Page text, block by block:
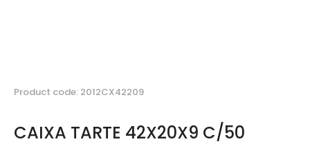
Product code: 2012CX42209
CAIXA TARTE 42X20X9 C/50